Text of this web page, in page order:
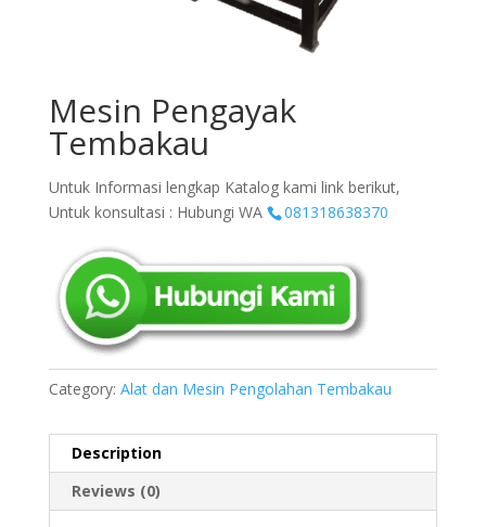
Mesin Pengayak
Tembakau
Untuk Informasi lengkap Katalog kami link berikut,
Untuk konsultasi : Hubungi WA
081318638370
Category: Alat dan Mesin Pengolahan Tembakau
Description
Reviews (0)